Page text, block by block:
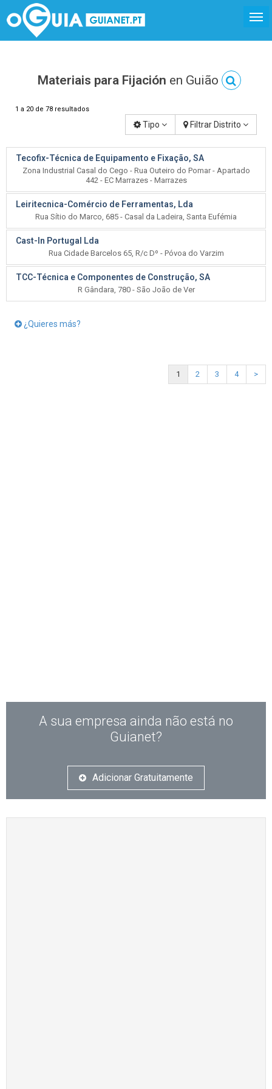
Materiais para Fijación en Guião
1 a 20 de 78 resultados
Tipo Filtrar Distrito
Tecofix-Técnica de Equipamento e Fixação, SA
Zona Industrial Casal do Cego - Rua Outeiro do Pomar - Apartado
442 - EC Marrazes - Marrazes
Leiritecnica-Comércio de Ferramentas, Lda
Rua Sítio do Marco, 685 - Casal da Ladeira, Santa Eufémia
Cast-In Portugal Lda
Rua Cidade Barcelos 65, R/c Dº - Póvoa do Varzim
TCC-Técnica e Componentes de Construção, SA
R Gândara, 780 - São João de Ver
¿Quieres más?
1 2 3 4 >
A sua empresa ainda não está no
Guianet?
Adicionar Gratuitamente